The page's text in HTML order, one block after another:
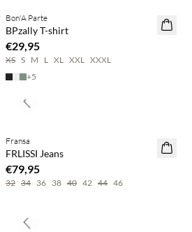
NEUHEITEN
Bon'A Parte
BPzally T-shirt
€29,95
XS S M L XL XXL XXXL
+5
NEUHEITEN
Fransa
FRLISSI Jeans
€79,95
32 34 36 38 40 42 44 46
Previous slide
Previous slide